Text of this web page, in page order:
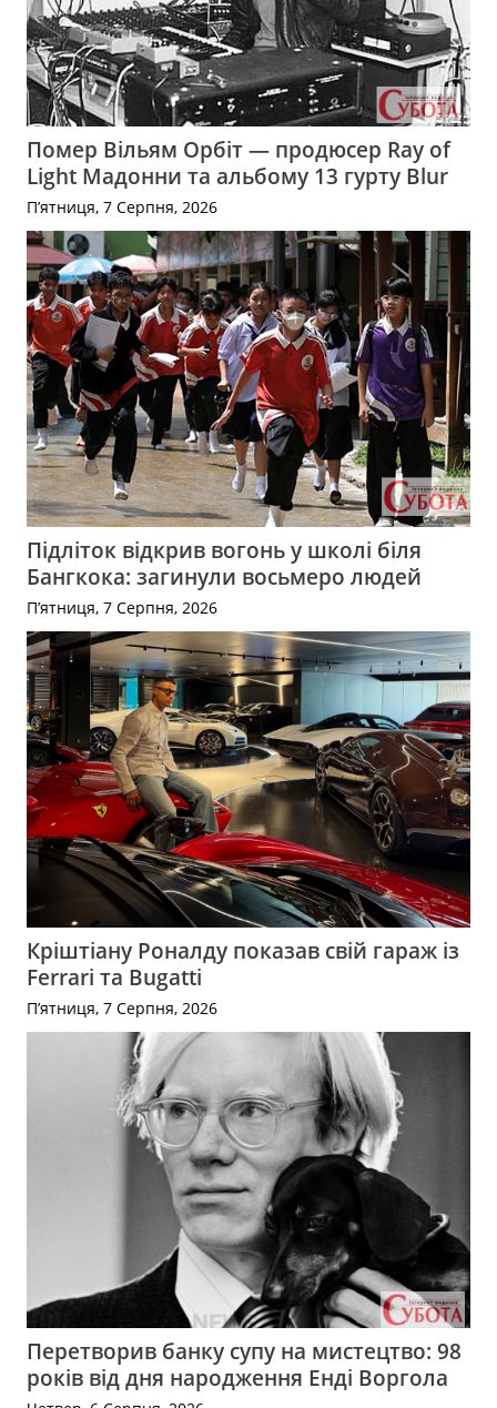
Помер Вільям Орбіт — продюсер Ray of
Light Мадонни та альбому 13 гурту Blur
П’ятниця, 7 Серпня, 2026
Підліток відкрив вогонь у школі біля
Бангкока: загинули восьмеро людей
П’ятниця, 7 Серпня, 2026
Кріштіану Роналду показав свій гараж із
Ferrari та Bugatti
П’ятниця, 7 Серпня, 2026
Перетворив банку супу на мистецтво: 98
років від дня народження Енді Воргола